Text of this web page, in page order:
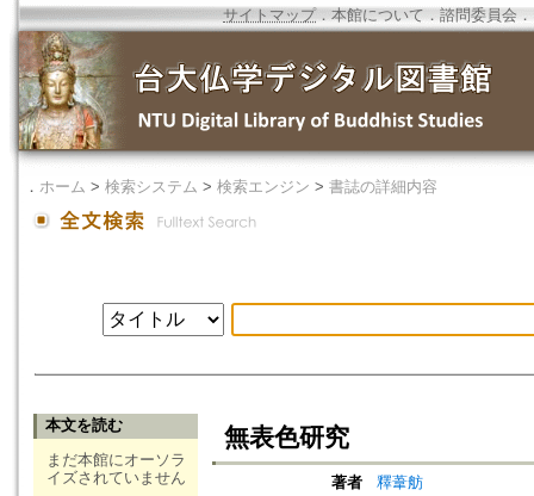
サイトマップ．本館について ． 諮問委員会 ．
． ホーム > 検索システム > 検索エンジン > 書誌の詳細内容
本文を読む
まだ本館にオーソラ
イズされていません
無表色研究
著者
釋葦舫